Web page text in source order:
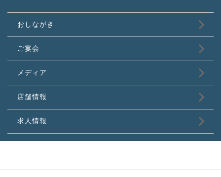
おしながき
ご宴会
メディア
店舗情報
求人情報